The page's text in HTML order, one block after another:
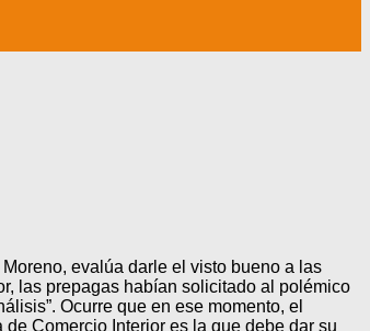
evalúa darle el visto bueno a las
las prepagas habían solicitado al polémico
Ocurre que en ese momento, el
Comercio Interior es la que debe dar su